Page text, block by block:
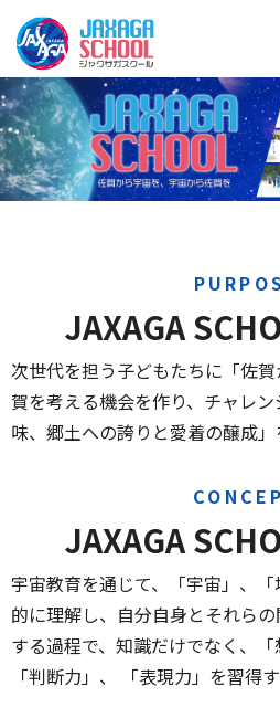
JAXAGA
次世代を担う子どもたちに「佐
賀を考える機会を作り、チャレ
味、郷土への誇りと愛着の醸成」
JAXAGA
宇宙教育を通じて、「宇宙」、
的に理解し、自分自身とそれら
する過程で、知識だけでなく、「
「判断力」、 「表現力」を習得